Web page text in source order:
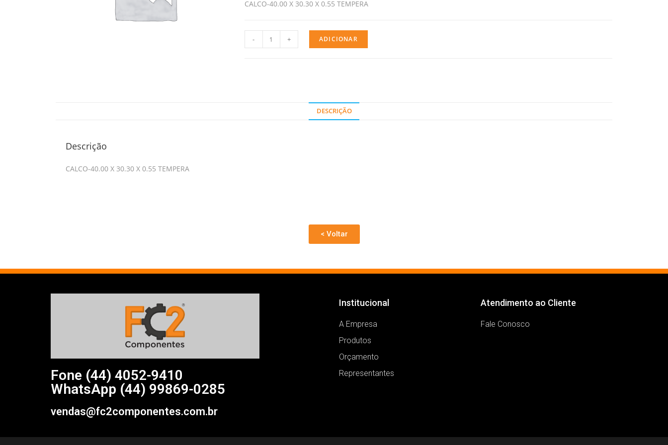
CALCO-40.00 X 30.30 X 0.55 TEMPERA
- + ADICIONAR
DESCRIÇÃO
Descrição
CALCO-40.00 X 30.30 X 0.55 TEMPERA
< Voltar
Fone (44) 4052-9410
WhatsApp (44) 99869-0285
vendas@fc2componentes.com.br
Institucional
A Empresa
Produtos
Orçamento
Representantes
Atendimento ao Cliente
Fale Conosco